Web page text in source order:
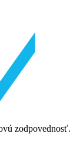
zodpovednosť.